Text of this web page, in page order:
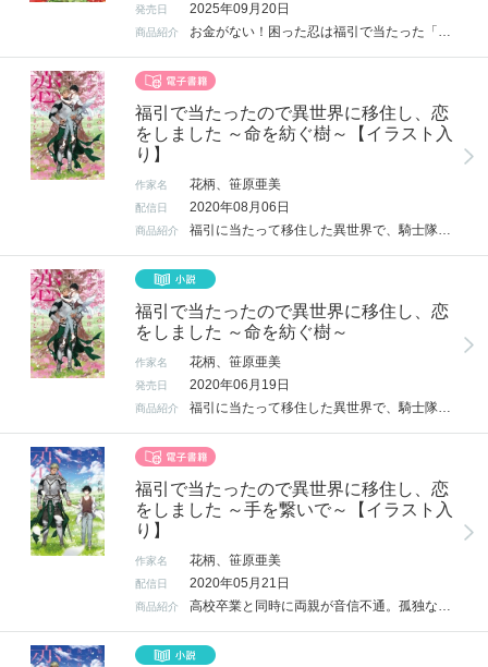
発売日 2025年09月20日
商品紹介 お金がない！困った忍は福引で当たった「異世界移住権」を利用。異世界は高身長の人ばかりで、子供に見られることが多いけど、持ち前の明るさと料理の腕で、動物や周囲の人に愛され異世界生活満喫♪精悍な騎士隊長クリシュにドキドキ…もしや恋!?そして異世界にも問題があるみたいで――。WEB発大人気小説コミカライズ!!
福引で当たったので異世界に移住し、恋
をしました ～命を紡ぐ樹～【イラスト入
り】
作家名 花柄、笹原亜美
配信日 2020年08月06日
商品紹介 福引に当たって移住した異世界で、騎士隊長クリシュと恋人同士になった忍。ずっと孤独だった忍を、クリシュは温かな腕で抱え込み、愛で満たしてくれた。生命の木が枯れていき子供が生まれなくなった世界。大好きな人たちが生きるこの世界のために、できることならなんでもしたい…！ そんな時、植物チート能力で生命の木の記憶を見た忍は「種」を託される。それは、この行き止まりの世界を救う最後の希望だった…！ BL×異世界×植物チート、WEB発大人気ノベル第2弾!!
福引で当たったので異世界に移住し、恋
をしました ～命を紡ぐ樹～
作家名 花柄、笹原亜美
発売日 2020年06月19日
商品紹介 福引に当たって移住した異世界で、騎士隊長クリシュと恋人同士になった忍。ずっと孤独だった忍を、クリシュは温かな腕で抱え込み、愛で満たしてくれた。生命の木が枯れていき子供が生まれなくなった世界。大好きな人たちが生きるこの世界のために、できることならなんでもしたい…！そんな時、植物チート能力で生命の木の記憶を見た忍は「種」を託される。それは、この行き止まりの世界を救う最後の希望だった…！
福引で当たったので異世界に移住し、恋
をしました ～手を繋いで～【イラスト入
り】
作家名 花柄、笹原亜美
配信日 2020年05月21日
商品紹介 高校卒業と同時に両親が音信不通。孤独な忍は福引で当たった異世界移住権を使って、ひとり異世界に移住し、植物チート能力をさずかる。持ち前の料理の腕とこの能力で、異世界生活を楽しみます！ だが実はこの世界は生命の木が枯れて子供が生まれなくなり、人々は未来への不安を抱えていたのだった。どんな時も前向きに笑う忍の周りには、たくさんの人が集まってくる。奥手な忍だが、やがて唯一忍の泣き顔を知り、忍を守りたいと強く願う騎士隊長クリシュに初めての恋をして…！ BL×異世界×植物チート、WEB発大人気ノベル！